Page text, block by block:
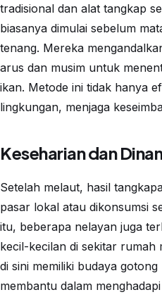
tradisional dan alat tangkap
biasanya dimulai sebelum
tenang. Mereka
arus dan musim untuk
ikan. Metode ini tidak hanya
lingkungan, menjaga
Keseharian dan
Setelah melaut, hasil
pasar lokal atau dikonsumsi
itu, beberapa nelayan juga
kecil-kecilan di sekitar rumah
di sini memiliki budaya
membantu dalam